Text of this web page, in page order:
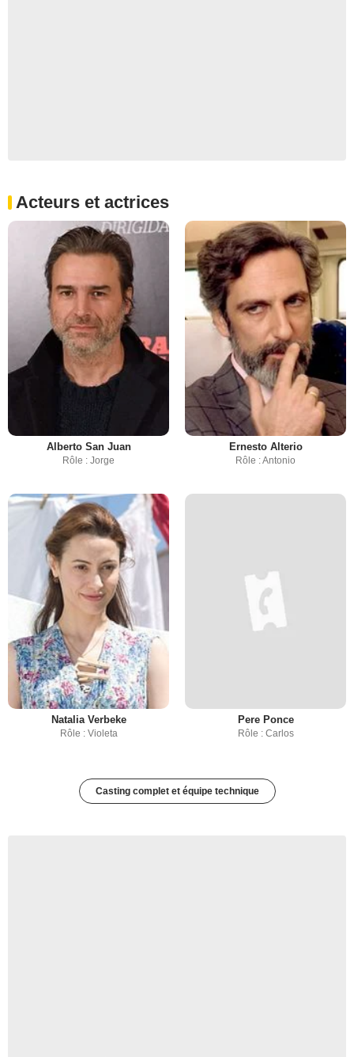
Acteurs et actrices
Alberto San Juan
Rôle : Jorge
Ernesto Alterio
Rôle : Antonio
Natalia Verbeke
Rôle : Violeta
Pere Ponce
Rôle : Carlos
Casting complet et équipe technique